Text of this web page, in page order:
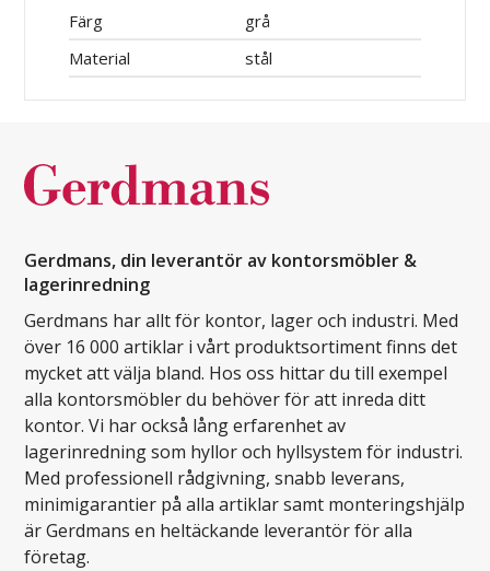
Färg
grå
Material
stål
Gerdmans, din leverantör av kontorsmöbler &
lagerinredning
Gerdmans har allt för kontor, lager och industri. Med
över 16 000 artiklar i vårt produktsortiment finns det
mycket att välja bland. Hos oss hittar du till exempel
alla kontorsmöbler du behöver för att inreda ditt
kontor. Vi har också lång erfarenhet av
lagerinredning som hyllor och hyllsystem för industri.
Med professionell rådgivning, snabb leverans,
minimigarantier på alla artiklar samt monteringshjälp
är Gerdmans en heltäckande leverantör för alla
företag.